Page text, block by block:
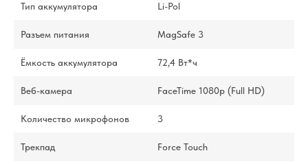
Тип аккумулятора Li-Pol
Разъем питания MagSafe 3
Ёмкость аккумулятора 72,4 Вт*ч
Веб-камера FaceTime 1080p (Full HD)
Количество микрофонов 3
Трекпад Force Touch